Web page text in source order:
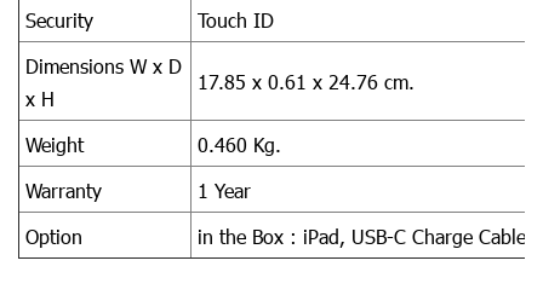
Security
Touch ID
Dimensions W x D
x H
17.85 x 0.61 x 24.76 cm.
Weight
0.460 Kg.
Warranty
1 Year
Option
in the Box : iPad, USB-C Charge Cable,